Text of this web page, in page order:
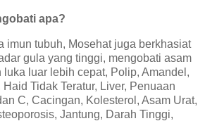
apa?
imun tubuh, Mosehat juga berkhasiat
gula yang tinggi, mengobati asam
luka luar lebih cepat, Polip, Amandel,
Tidak Teratur, Liver, Penuaan
C, Cacingan, Kolesterol, Asam Urat,
Jantung, Darah Tinggi,